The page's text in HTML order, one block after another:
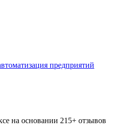
предприятий
на основании 215+ отзывов